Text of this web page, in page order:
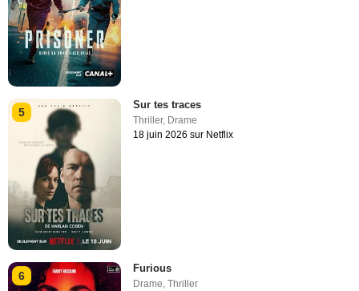
5
Sur tes traces
Thriller, Drame
18 juin 2026 sur Netflix
6
Furious
Drame ,Thriller